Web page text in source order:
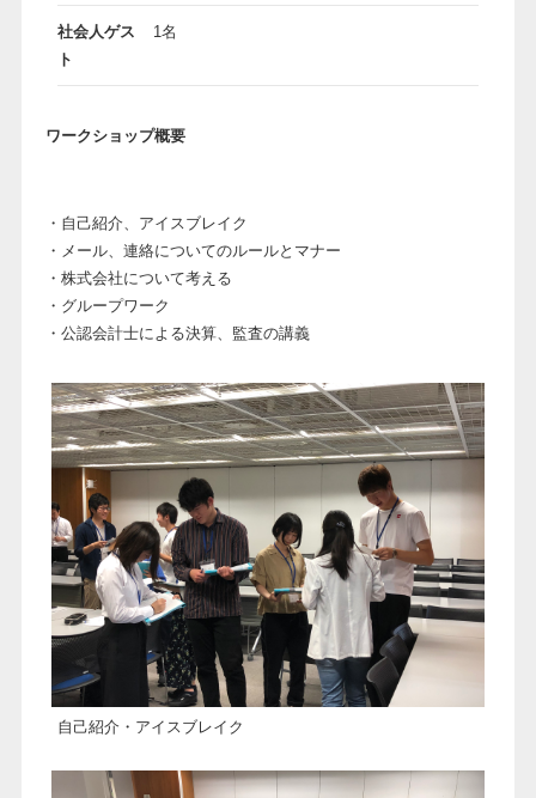
社会人ゲス
ト
1名
ワークショップ概要
・自己紹介、アイスブレイク
・メール、連絡についてのルールとマナー
・株式会社について考える
・グループワーク
・公認会計士による決算、監査の講義
自己紹介・アイスブレイク